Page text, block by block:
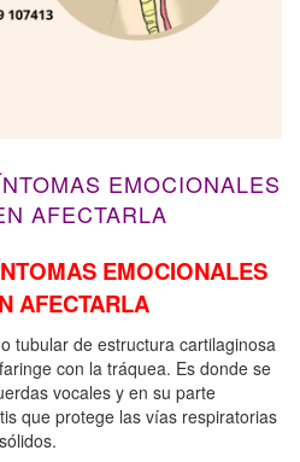
EMOCIONALES
AFECTARLA
EMOCIONALES
AFECTARLA
tubular de estructura cartilaginosa
con la tráquea. Es donde se
vocales y en su parte
que protege las vías respiratorias